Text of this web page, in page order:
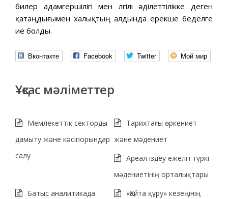
билер адамгершілігі мен үлгілі әділеттілікке деген
қатаңдығымен халықтың алдында ерекше беделге
ие болды.
Вконтакте Facebook Twitter Мой мир
Ұқсас мәліметтер
Мемлекеттік секторды
дамыту және кәсіпорындар
салу
Тарихтағы өркениет
және мәдениет
Ареал іздеу ежелгі түркі
мәдениетінің орталықтары
Батыс аналитикада
«Қайта құру» кезеңінің